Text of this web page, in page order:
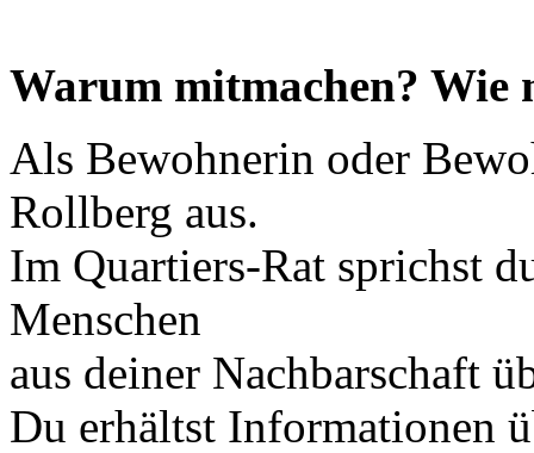
Warum mitmachen? Wie
Als Bewohnerin oder
Rollberg aus.
Im Quartiers-Rat sprichst
Menschen
aus deiner Nachbarschaft
Du erhältst Informationen